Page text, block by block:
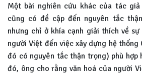
Một bài nghiên cứu khác của tác
cũng có đề cập đến nguyên tắc
nhưng chỉ ở khía cạnh giải thích về
người Việt đến việc xây dựng hệ thống
đó có nguyên tắc thận trọng) phù hợp
đó, ông cho rằng văn hoá của người